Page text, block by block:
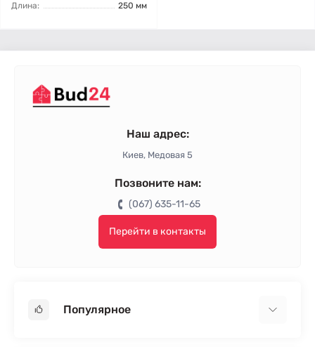
Длина:
250 мм
Наш адрес:
Киев, Медовая 5
Позвоните нам:
(067) 635-11-65
Перейти в контакты
Популярное